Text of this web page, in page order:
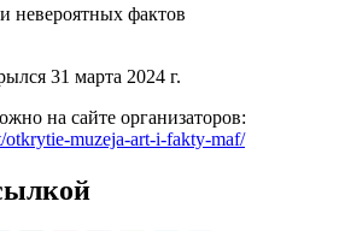
невероятных фактов
31 марта 2024 г.
на сайте организаторов:
otkrytie-muzeja-art-i-fakty-maf/